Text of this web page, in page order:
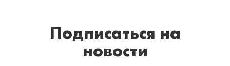
Подписаться на
новости